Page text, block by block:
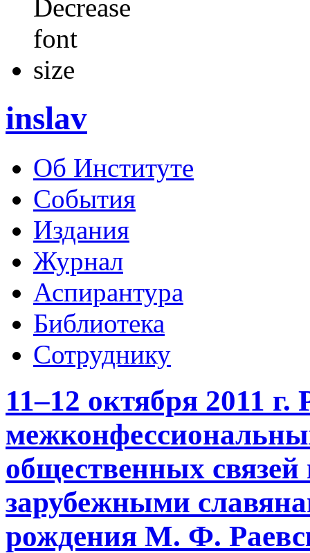
inslav
Об Институте
События
Издания
Журнал
Аспирантура
Библиотека
Сотруднику
11–12 октября 2011
общественных
зарубежными
рождения М. Ф.